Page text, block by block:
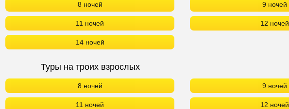
8 ночей 9 ночей
11 ночей 12 ночей
14 ночей
Туры на троих взрослых
8 ночей 9 ночей
11 ночей 12 ночей